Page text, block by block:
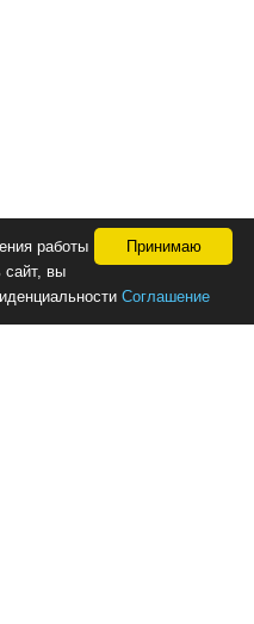
Принимаю
работы
сайт, вы
Соглашение